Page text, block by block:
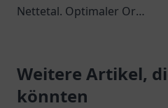
Nettetal. Optimaler Ort
angenehmem Ambiente.
Weitere Artikel,
könnten